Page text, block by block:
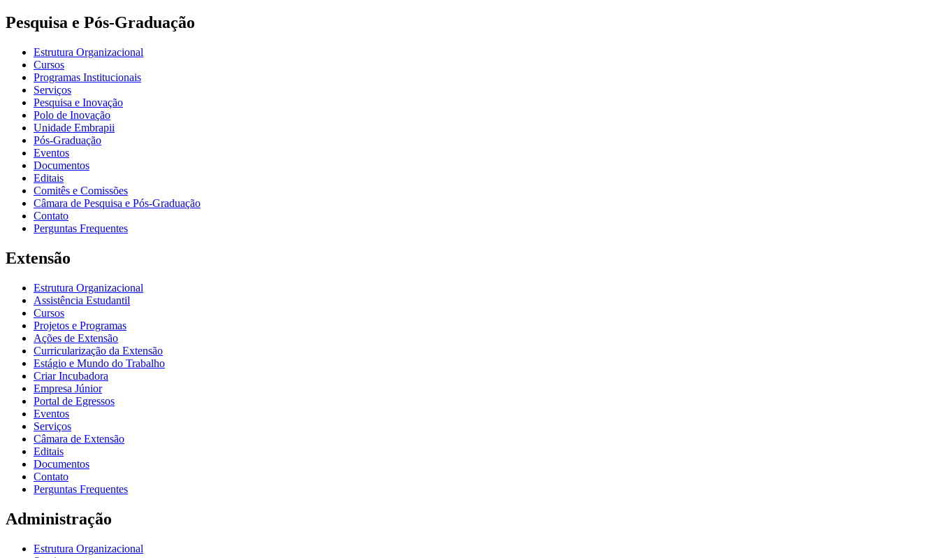
Pesquisa e Pós-Graduação
Estrutura Organizacional
Cursos
Programas Institucionais
Serviços
Pesquisa e Inovação
Polo de Inovação
Unidade Embrapii
Pós-Graduação
Eventos
Documentos
Editais
Comitês e Comissões
Câmara de Pesquisa e Pós-Graduação
Contato
Perguntas Frequentes
Extensão
Estrutura Organizacional
Assistência Estudantil
Cursos
Projetos e Programas
Ações de Extensão
Curricularização da Extensão
Estágio e Mundo do Trabalho
Criar Incubadora
Empresa Júnior
Portal de Egressos
Eventos
Serviços
Câmara de Extensão
Editais
Documentos
Contato
Perguntas Frequentes
Administração
Estrutura Organizacional